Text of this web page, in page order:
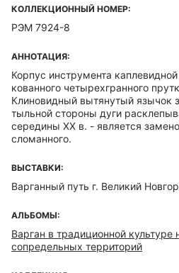
КОЛЛЕКЦИОННЫЙ НОМЕР:
РЭМ 7924-8
АННОТАЦИЯ:
Корпус инструмента
кованного четырехгранного
Клиновидный вытянутый язычок
тыльной стороны дуги
середины XX в. - является
сломанного.
ВЫСТАВКИ:
Варганный путь г. Великий
АЛЬБОМЫ:
Варган в традиционной культуре
сопредельных территорий